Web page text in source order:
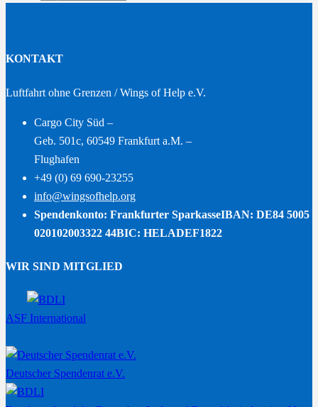
KONTAKT
Luftfahrt ohne Grenzen / Wings of Help e.V.
Cargo City Süd –
Geb. 501c, 60549 Frankfurt a.M. –
Flughafen
+49 (0) 69 690-23255
info@wingsofhelp.org
Spendenkonto: Frankfurter SparkasseIBAN: DE84 5005
020102003322 44BIC: HELADEF1822
WIR SIND MITGLIED
ASF International
Deutscher Spendenrat e.V.